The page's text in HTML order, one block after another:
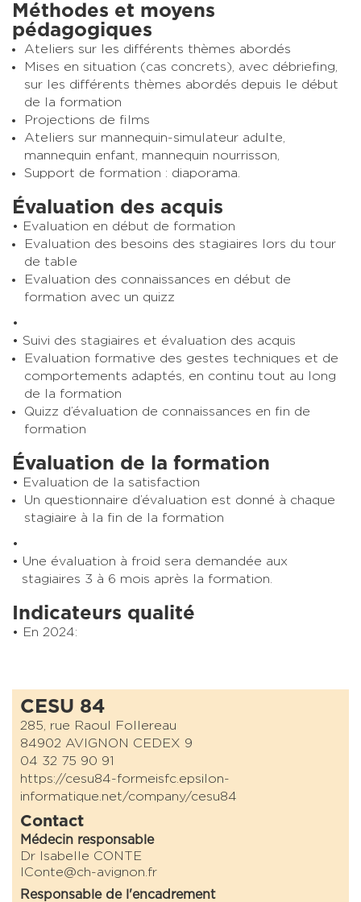
Méthodes et moyens
pédagogiques
Ateliers sur les différents thèmes abordés
Mises en situation (cas concrets), avec débriefing,
sur les différents thèmes abordés depuis le début
de la formation
Projections de films
Ateliers sur mannequin-simulateur adulte,
mannequin enfant, mannequin nourrisson,
Support de formation : diaporama.
Évaluation des acquis
Evaluation en début de formation
Evaluation des besoins des stagiaires lors du tour
de table
Evaluation des connaissances en début de
formation avec un quizz
Suivi des stagiaires et évaluation des acquis
Evaluation formative des gestes techniques et de
comportements adaptés, en continu tout au long
de la formation
Quizz d’évaluation de connaissances en fin de
formation
Évaluation de la formation
Evaluation de la satisfaction
Un questionnaire d’évaluation est donné à chaque
stagiaire à la fin de la formation
Une évaluation à froid sera demandée aux
stagiaires 3 à 6 mois après la formation.
Indicateurs qualité
En 2024:
CESU 84
285, rue Raoul Follereau
84902 AVIGNON CEDEX 9
04 32 75 90 91
https://cesu84-formeisfc.epsilon-
informatique.net/company/cesu84
Contact
Médecin responsable
Dr Isabelle CONTE
IConte@ch-avignon.fr
Responsable de l'encadrement